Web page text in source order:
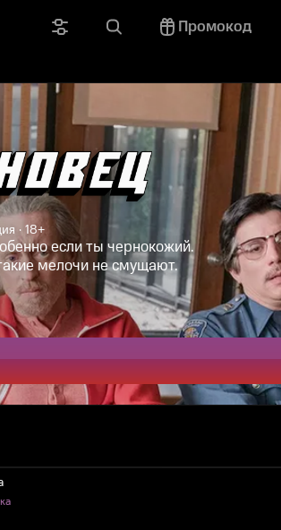
Промокод
18+
если ты чернокожий.
мелочи не смущают.